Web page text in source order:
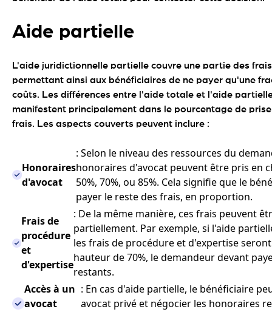
Aide partielle
L'aide juridictionnelle partielle couvre une partie des
permettant ainsi aux bénéficiaires de ne payer qu'une
coûts. Les différences entre l'aide totale et l'aide
manifestent principalement dans le pourcentage de
frais. Les aspects couverts peuvent inclure :
Honoraires
d'avocat
: Selon le niveau des ressources du
honoraires d'avocat peuvent être pris en
50%, 70%, ou 85%. Cela signifie que le
payer le reste des frais, en proportion.
Frais de
procédure
et
d'expertise
: De la même manière, ces frais peuvent
partiellement. Par exemple, si l'aide
les frais de procédure et d'expertise
hauteur de 70%, le demandeur devant
restants.
Accès à un
avocat
: En cas d'aide partielle, le bénéficiaire
avocat privé et négocier les honoraires